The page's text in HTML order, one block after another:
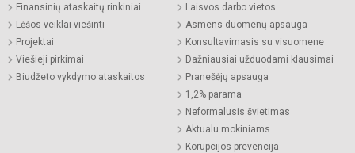
Finansinių ataskaitų rinkiniai
Lėšos veiklai viešinti
Projektai
Viešieji pirkimai
Biudžeto vykdymo ataskaitos
Laisvos darbo vietos
Asmens duomenų apsauga
Konsultavimasis su visuomene
Dažniausiai užduodami klausimai
Pranešėjų apsauga
1,2% parama
Neformalusis švietimas
Aktualu mokiniams
Korupcijos prevencija